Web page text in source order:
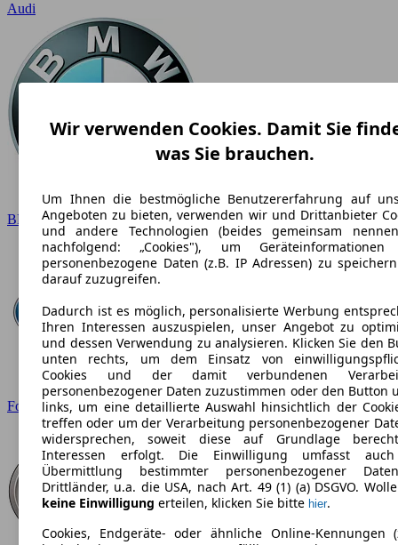
Audi
BMW
Ford
Wir verwenden Cookies. Damit Sie
was Sie brauchen.
Um Ihnen die bestmögliche Benutzererfahrung auf
Angeboten zu bieten, verwenden wir und Drittanbieter
und andere Technologien (beides gemeinsam
nachfolgend: „Cookies"), um
personenbezogene Daten (z.B. IP Adressen) zu
darauf zuzugreifen.
Dadurch ist es möglich, personalisierte Werbung
Ihren Interessen auszuspielen, unser Angebot zu
und dessen Verwendung zu analysieren. Klicken Sie den
unten rechts, um dem Einsatz von
Cookies und der damit verbundenen
personenbezogener Daten zuzustimmen oder den Button
links, um eine detaillierte Auswahl hinsichtlich der
treffen oder um der Verarbeitung personenbezogener
widersprechen, soweit diese auf Grundlage
Interessen erfolgt. Die Einwilligung umfasst
Übermittlung bestimmter personenbezogener
Drittländer, u.a. die USA, nach Art. 49 (1) (a) DSGVO.
keine Einwilligung erteilen, klicken Sie bitte hier.
Cookies, Endgeräte- oder ähnliche Online-Kennungen